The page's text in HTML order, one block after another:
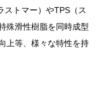
ストマー）やTPS（ス
殊滑性樹脂を同時成型
上等、様々な特性を持